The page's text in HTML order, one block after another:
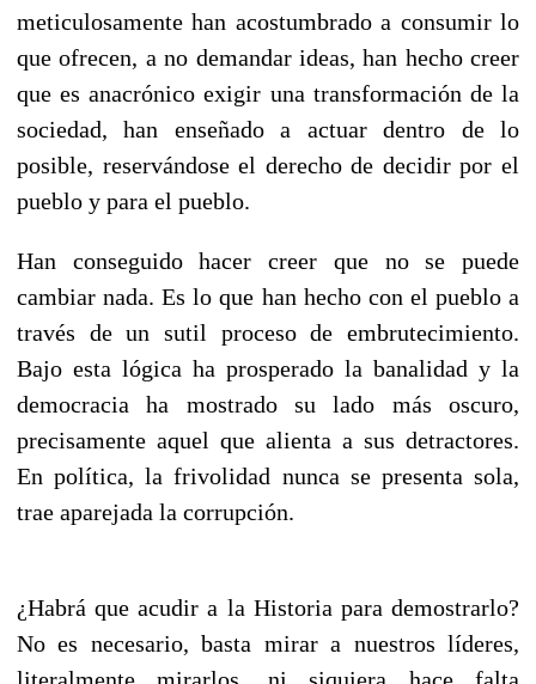
meticulosamente han acostumbrado a consumir lo
que ofrecen, a no demandar ideas, han hecho creer
que es anacrónico exigir una transformación de la
sociedad, han enseñado a actuar dentro de lo
posible, reservándose el derecho de decidir por el
pueblo y para el pueblo.
Han conseguido hacer creer que no se puede
cambiar nada. Es lo que han hecho con el pueblo a
través de un sutil proceso de embrutecimiento.
Bajo esta lógica ha prosperado la banalidad y la
democracia ha mostrado su lado más oscuro,
precisamente aquel que alienta a sus detractores.
En política, la frivolidad nunca se presenta sola,
trae aparejada la corrupción.
¿Habrá que acudir a la Historia para demostrarlo?
No es necesario, basta mirar a nuestros líderes,